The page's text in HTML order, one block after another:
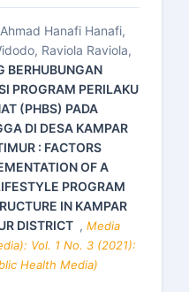
Hanafi Hanafi,
Raviola Raviola,
BERHUBUNGAN
PROGRAM PERILAKU
(PHBS) PADA
DI DESA KAMPAR
: FACTORS
OF A
PROGRAM
IN KAMPAR
DISTRICT , Media
Vol. 1 No. 3 (2021):
Health Media)